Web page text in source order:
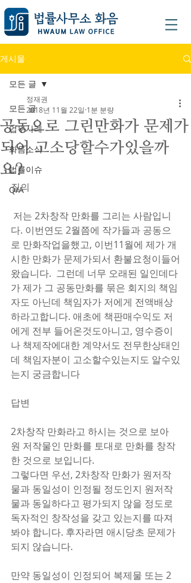
게시물
모든 글
업무사례
화음소식
법률이슈
Q/A
모든 글
공동으로 그린만화가 문제가
되어 고소당할수가있을까
요?
정재권
2018년 11월 22일 1분 분량
질의
다. 이번연도 2월쯤에 작가들과 공동으
로 만화작업을했고, 이번11월에 제가 개
시한 만화가 문제가되서 환불요청이들어
왔습니다.  그런데 너무 오래된 일인데다
가 제가 그 공동만화를 묶은 회지의 책임
자도 아닌데 책임자가 저에게 전액배상
하라고합니다. 애초에 책판매수익도 저
에게 전부 들어온것도아니고, 영수증이
나 책제작에대한 계약서도 전무한상태인
데 책임자분이 고소할수있는지도 알수있
는지 궁금합니다
답변
2차창작 만화라고 하시는 것으로 보아
원 저작물인 만화를 토대로 만화를 창작
한 것으로 보입니다.
그렇다면 우선, 2차창작 만화가 원저작
물과 동일성이 인정될 정도인지 원저작
물과 동일하다고 평가되지 않을 정도로
독자적인 창작성을 갖고 있는지를 따져
봐야 합니다. 후자라면 애시당초 문제가
되지 않습니다.
만약 동일성이 인정되어 복제물 또는 2